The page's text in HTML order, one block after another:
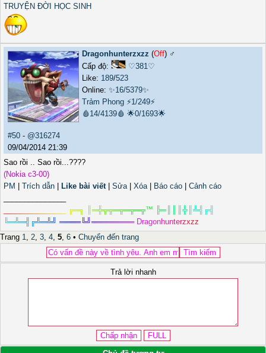
TRUYỆN ĐỜI HỌC SINH
Dragonhunterzxzz (Off) ♂️
Cấp độ:
♡381♡
Like: 189/523
Online: ✨16/5379✨
Trảm Phong ⚡1/249⚡
🩸14/4139🩸 🌟0/1693🌟
#50 - @316274
09/04/2014 21:39
Sao rồi .. Sao rồi...????
(Nokia c3-00)
PM
Trích dẫn Like bài viết| Sửa| Xóa| Báo cáo
Cảnh cáo
╔═╗ ═╬╦╦═╦═╦═╦™ ╠═║ ╬║ ╩╣ ╔╣
╚═╩═╣ ╔╩═╩╝ ════╚╝════════ Dragonhunterzxzz
Trang 1, 2, 3, 4, 5, 6 • Chuyển đến trang
Trả lời nhanh